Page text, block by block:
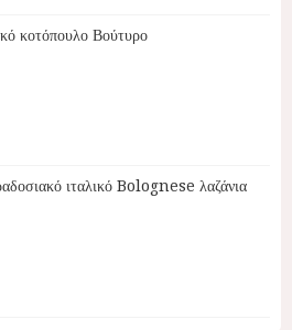
κοτόπουλο Βούτυρο
ιταλικό Bolognese λαζάνια